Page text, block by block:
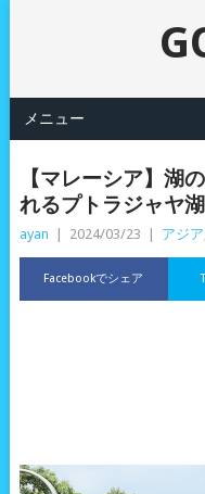
メニュー
【マレーシア】湖
れるプトラジャヤ
ayan 2024/03/23 アジア
Facebookでシェア